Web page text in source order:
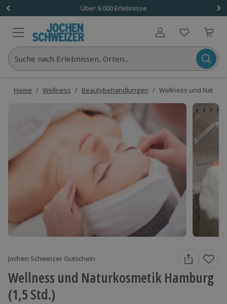
Über 9.000 Erlebnisse
Benutzerkonto
Suche nach Erlebnissen, Orten...
Home / Wellness / Beautybehandlungen / Wellness und
Jochen Schweizer Gutschein
Wellness und Naturkosmetik Hamburg
(1,5 Std.)